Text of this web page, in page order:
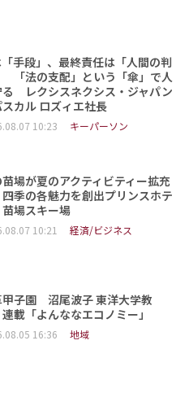
手段」、最終責任は「人間の判
「法の支配」という「傘」で人
る レクシスネクシス・ジャパン
カル ロズィエ社長
10:23 キーパーソン
場が夏のアクティビティー拡充
季の各魅力を創出プリンスホテ
場スキー場
10:21 経済/ビジネス
甲子園 沼尾波子 東洋大学教
載「よんななエコノミー」
16:36 地域